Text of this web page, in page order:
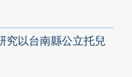
究以台南縣公立托兒